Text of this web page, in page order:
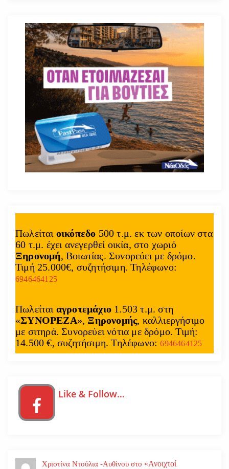
Πωλείται οικόπεδο 500 τ.μ. εκ των οποίων στα
60 τ.μ. έχει ανεγερθεί οικία, στο χωριό
Ξηρονομή, Βοιωτίας. Συνορεύει με δρόμο.
Τιμή 25.000€, συζητήσιμη. Τηλέφωνο:
6946464125
Πωλείται αγροτεμάχιο 1.503 τ.μ. στη
«ΣΥΝΟΡΕΖΑ», Ξηρονομής, καλλιεργήσιμο
με σιτηρά. Συνορεύει νότια με δρόμο. Τιμή:
14.500 €, συζητήσιμη. Τηλέφωνο:6946464125
Like & Follow…
Χριστίνα Ντούλια -Αυθίνου στο «Ανοιχτοί